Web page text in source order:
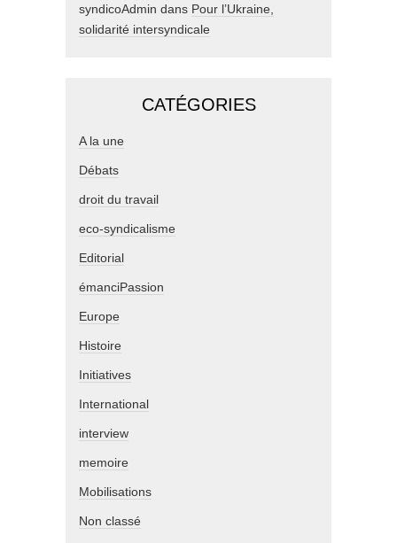
syndicoAdmin dans Pour l’Ukraine,
solidarité intersyndicale
CATÉGORIES
A la une
Débats
droit du travail
eco-syndicalisme
Editorial
émanciPassion
Europe
Histoire
Initiatives
International
interview
memoire
Mobilisations
Non classé